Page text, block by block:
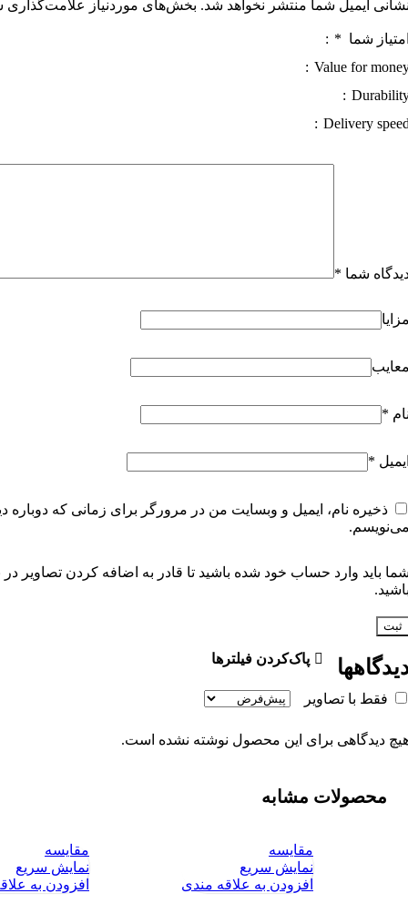
پاک‌کردن فیلترها
فقط با تصاویر
دیدگاهی برای این محصول نوشته نشده است.
ایمیل شما منتشر نخواهد شد. بخش‌های موردنیاز علامت‌گذاری
شما *
Value for
Delivery
شما *
*
*
ذخیره نام، ایمیل و وبسایت من در مرورگر برای زمانی که دوباره
باید وارد حساب خود شده باشید تا قادر به اضافه کردن تصاویر
محصولات مشابه
مقايسه
نمایش سریع
افزودن به علاقه مندی
مقايسه
نمایش سریع
افزودن به